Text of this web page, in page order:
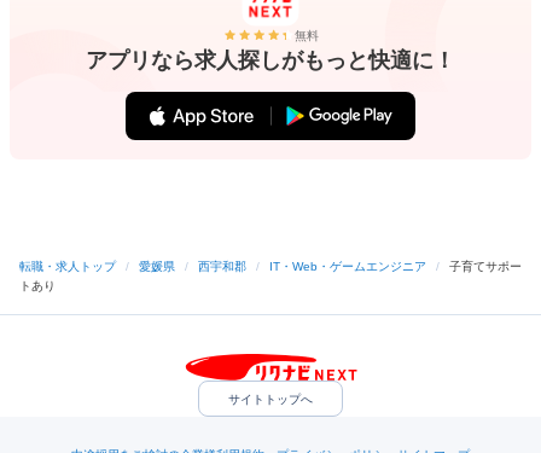
無料
アプリなら求人探しがもっと快適に！
転職・求人トップ / 愛媛県 / 西宇和郡 / IT・Web・ゲームエンジニア /
子育てサポー
トあり
サイトトップへ